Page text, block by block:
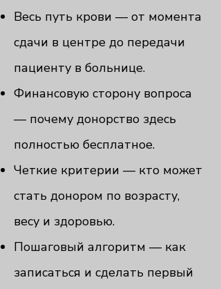
Весь путь крови — от момента
сдачи в центре до передачи
пациенту в больнице.
Финансовую сторону вопроса
— почему донорство здесь
полностью бесплатное.
Четкие критерии — кто может
стать донором по возрасту,
весу и здоровью.
Пошаговый алгоритм — как
записаться и сделать первый